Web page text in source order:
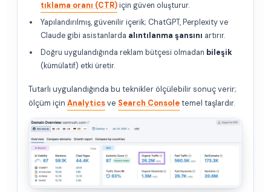
tıklama oranı (CTR)için güven oluşturur.
Yapılandırılmış, güvenilir içerik; ChatGPT, Perplexity ve
Claude gibi asistanlarda alıntılanma şansını artırır.
Doğru uygulandığında reklam bütçesi olmadan bileşik
(kümülatif) etki üretir.
Tutarlı uygulandığında bu teknikler ölçülebilir sonuç verir;
ölçüm için Analyticsve Search Consoletemel taşlardır.